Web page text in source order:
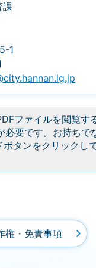
課
1
ファイルを閲覧す
必要です。お持ち
タンをクリックし
権・免責事項